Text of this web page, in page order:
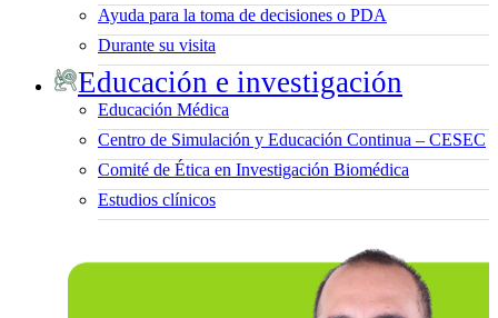
Ayuda para la toma de decisiones o PDA
Durante su visita
Educación e investigación
Educación Médica
Centro de Simulación y Educación Continua – CESEC
Comité de Ética en Investigación Biomédica
Estudios clínicos